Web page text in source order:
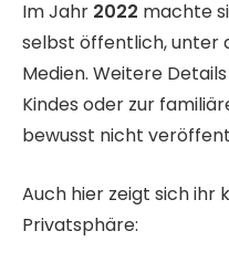
Im Jahr 2022 machte
selbst öffentlich, unter
Medien. Weitere
Kindes oder zur
bewusst nicht
Auch hier zeigt sich ihr
Privatsphäre: